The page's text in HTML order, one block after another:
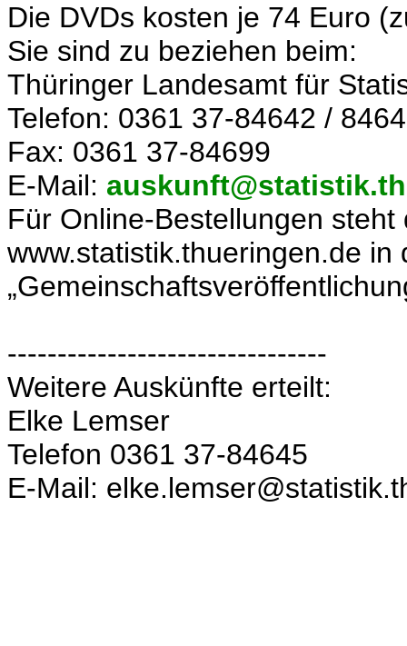
Die DVDs kosten je 74 Euro
Sie sind zu beziehen beim:
Thüringer Landesamt für
Telefon: 0361 37-84642 /
Fax: 0361 37-84699
E-Mail:
Für Online-Bestellungen
www.statistik.thueringen.de in
--------------------------------
Weitere Auskünfte erteilt:
Elke Lemser
Telefon 0361 37-84645
E-Mail: